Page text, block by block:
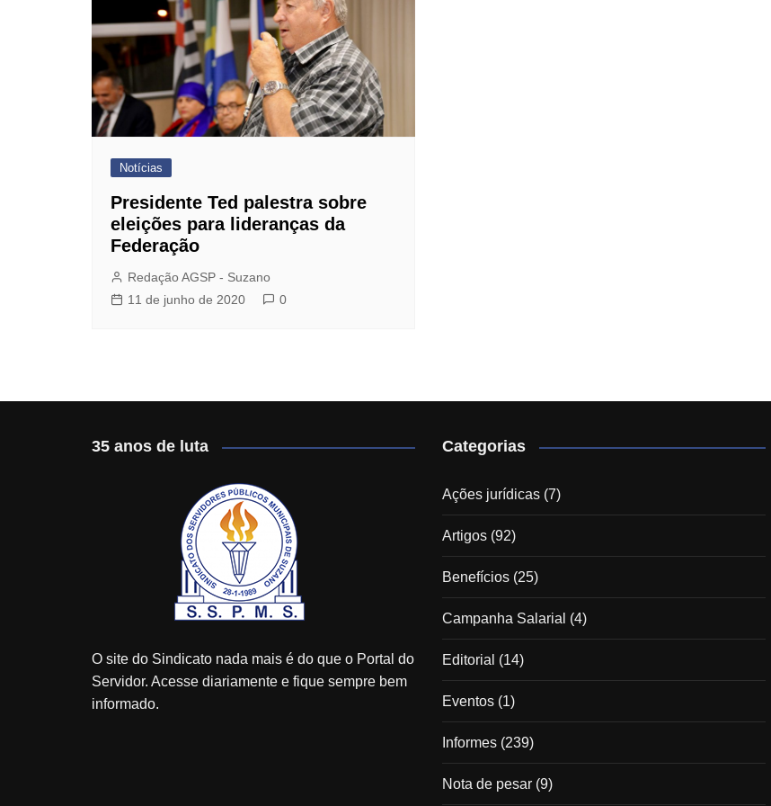
Dentista do Sindicato
Farmácia de Manipulação
GBOEX – Previdência e
Seguros
Instituto Catch
Jurídico
Mafisa Turismo
Mogidonto
New Saúde Leader
Óticas Carol
Planos de Saúde
Notícias
Presidente Ted palestra sobre
eleições para lideranças da
Federação
Redação AGSP - Suzano
11 de junho de 2020
0
35 anos de luta
O site do Sindicato nada mais é do que o Portal do
Servidor. Acesse diariamente e fique sempre bem
informado.
Categorias
Ações jurídicas (7)
Artigos (92)
Benefícios (25)
Campanha Salarial (4)
Editorial (14)
Eventos (1)
Informes (239)
Nota de pesar (9)